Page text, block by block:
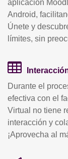
aplicación
Android,
Únete y
límites, sin
Durante el
efectiva con el
Virtual no tiene
interacción y
¡Aprovecha al